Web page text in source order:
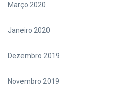
Março 2020
Janeiro 2020
Dezembro 2019
Novembro 2019